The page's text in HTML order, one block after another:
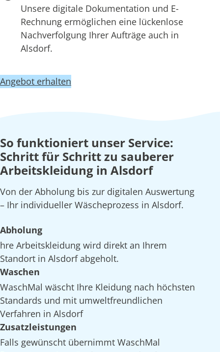
Unsere digitale Dokumentation und E-
Rechnung ermöglichen eine lückenlose
Nachverfolgung Ihrer Aufträge auch in
Alsdorf.
Angebot erhalten
So funktioniert unser Service:
Schritt für Schritt zu sauberer
Arbeitskleidung in Alsdorf
Von der Abholung bis zur digitalen Auswertung
– Ihr individueller Wäscheprozess in Alsdorf.
Abholung
hre Arbeitskleidung wird direkt an Ihrem
Standort in Alsdorf abgeholt.
Waschen
WaschMal wäscht Ihre Kleidung nach höchsten
Standards und mit umweltfreundlichen
Verfahren in Alsdorf
Zusatzleistungen
Falls gewünscht übernimmt WaschMal